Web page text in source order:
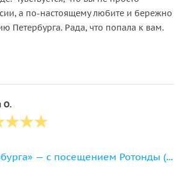
а по-настоящему любите и бережно
Петербурга. Рада, что попала к вам.
О.
«Мистика Петербурга» — с посещением Ротонды (в небольшой группе)